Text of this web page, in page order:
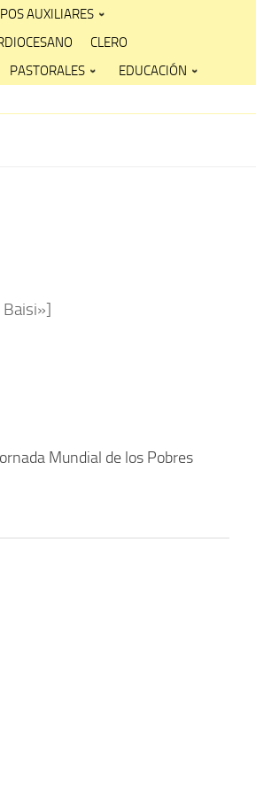
AUXILIARES
CLERO
PASTORALES EDUCACIÓN
Mundial de los Pobres